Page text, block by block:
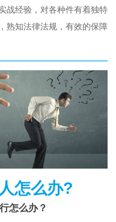
战经验，对各种件有着独特
熟知法律法规，有效的保障
怎么办?
怎么办？